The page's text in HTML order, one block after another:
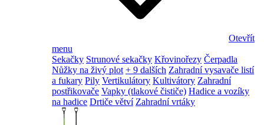
Otevřít
menu
Sekačky Strunové sekačky Křovinořezy Čerpadla
Nůžky na živý plot + 9 dalších Zahradní vysavače listí
a fukary Pily Vertikulátory Kultivátory Zahradní
postřikovače Vapky (tlakové čističe) Hadice a vozíky
na hadice Drtiče větví Zahradní vrtáky